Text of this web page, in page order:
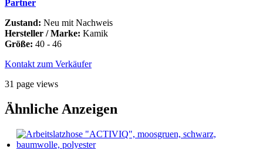
Partner
Zustand: Neu mit Nachweis
Hersteller / Marke: Kamik
Größe: 40 - 46
Kontakt zum Verkäufer
31 page views
Ähnliche Anzeigen